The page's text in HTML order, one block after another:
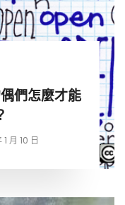
們怎麼才能
1 月 10 日